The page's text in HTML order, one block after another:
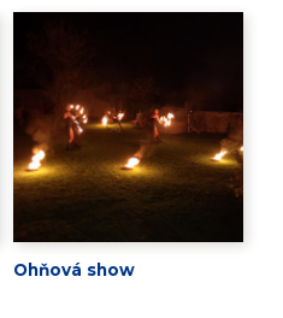
Ohňová show